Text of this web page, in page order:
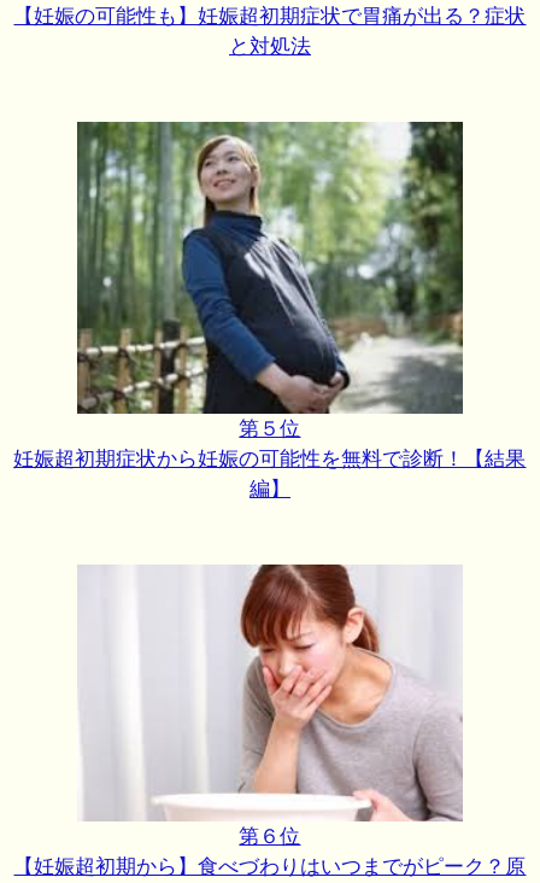
【妊娠の可能性も】妊娠超初期症状で胃痛が出る？症状
と対処法
第５位
妊娠超初期症状から妊娠の可能性を無料で診断！【結果
編】
第６位
【妊娠超初期から】食べづわりはいつまでがピーク？原